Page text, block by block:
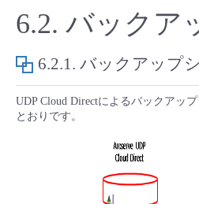
クラウド/サーバー
ネットワーク
IoT
データ利活用
クラウド/サーバー
ネットワーク
料金情報
料金シミュレーター
データ利活用
■ 管理機能
ユースケース
故障/メンテナンス情報
6.2. バックア
6.2.1. バックアップ
UDP Cloud Directによるバックアッ
とおりです。